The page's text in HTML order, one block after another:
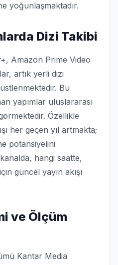
yoğunlaşmaktadır.
Dizi Takibi
Amazon Prime Video
artık yerli dizi
Bu
yapımlar uluslararası
Özellikle
her geçen yıl artmakta;
potansiyelini
hangi saatte,
güncel yayın akışı
ve Ölçüm
Kantar Media